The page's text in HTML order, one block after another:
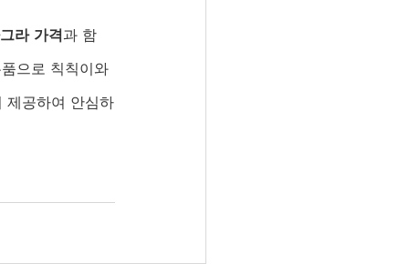
라 가격 과 함
으로 칙칙이와
제공하여 안심하